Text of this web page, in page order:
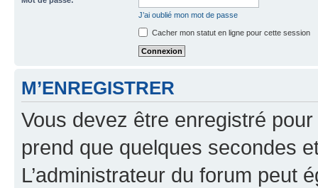
J’ai oublié mon mot de passe
Cacher mon statut en ligne pour cette session
M’ENREGISTRER
Vous devez être enregistré
prend que quelques secondes
L’administrateur du forum peut